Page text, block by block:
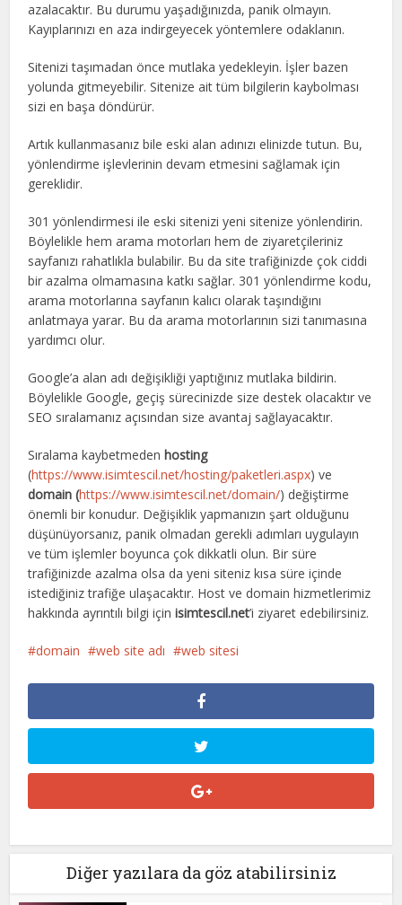
azalacaktır. Bu durumu yaşadığınızda, panik olmayın.
Kayıplarınızı en aza indirgeyecek yöntemlere odaklanın.
Sitenizi taşımadan önce mutlaka yedekleyin. İşler bazen
yolunda gitmeyebilir. Sitenize ait tüm bilgilerin kaybolması
sizi en başa döndürür.
Artık kullanmasanız bile eski alan adınızı elinizde tutun. Bu,
yönlendirme işlevlerinin devam etmesini sağlamak için
gereklidir.
301 yönlendirmesi ile eski sitenizi yeni sitenize yönlendirin.
Böylelikle hem arama motorları hem de ziyaretçileriniz
sayfanızı rahatlıkla bulabilir. Bu da site trafiğinizde çok ciddi
bir azalma olmamasına katkı sağlar. 301 yönlendirme kodu,
arama motorlarına sayfanın kalıcı olarak taşındığını
anlatmaya yarar. Bu da arama motorlarının sizi tanımasına
yardımcı olur.
Google’a alan adı değişikliği yaptığınız mutlaka bildirin.
Böylelikle Google, geçiş sürecinizde size destek olacaktır ve
SEO sıralamanız açısından size avantaj sağlayacaktır.
Sıralama kaybetmedenhosting
(https://www.isimtescil.net/hosting/paketleri.aspx) ve
domain (https://www.isimtescil.net/domain/) değiştirme
önemli bir konudur. Değişiklik yapmanızın şart olduğunu
düşünüyorsanız, panik olmadan gerekli adımları uygulayın
ve tüm işlemler boyunca çok dikkatli olun. Bir süre
trafiğinizde azalma olsa da yeni siteniz kısa süre içinde
istediğiniz trafiğe ulaşacaktır. Host ve domain hizmetlerimiz
hakkında ayrıntılı bilgi içinisimtescil.net’i ziyaret edebilirsiniz.
domain web site adı web sitesi
Diğer yazılara da göz atabilirsiniz